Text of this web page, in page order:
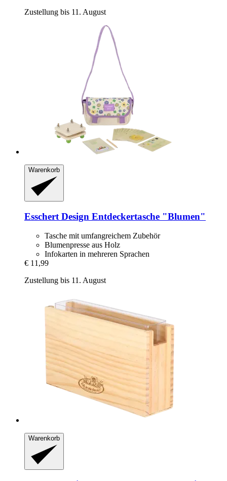
Zustellung bis 11. August
Warenkorb
Esschert Design Entdeckertasche "Blumen"
Tasche mit umfangreichem Zubehör
Blumenpresse aus Holz
Infokarten in mehreren Sprachen
€ 11,99
Zustellung bis 11. August
Warenkorb